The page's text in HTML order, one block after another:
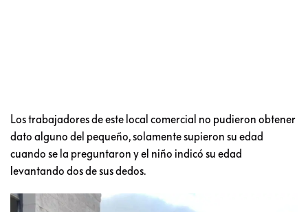
Los trabajadores de este local comercial no pudieron obtener
dato alguno del pequeño, solamente supieron su edad
cuando se la preguntaron y el niño indicó su edad
levantando dos de sus dedos.